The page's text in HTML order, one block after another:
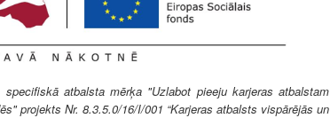
atbalsta mērķa "Uzlabot pieeju karjeras atbalstam
projekts Nr. 8.3.5.0/16/I/001 “Karjeras atbalsts vispārējās un